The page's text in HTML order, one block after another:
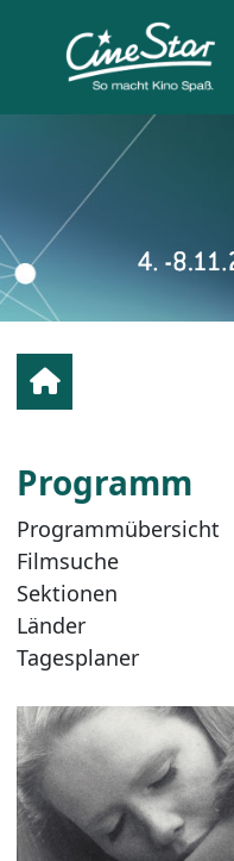
Programm
Programmübersicht
Filmsuche
Sektionen
Länder
Tagesplaner